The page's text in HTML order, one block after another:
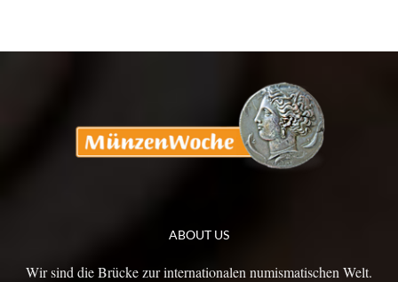
ABOUT US
Wir sind die Brücke zur internationalen numismatischen Welt.